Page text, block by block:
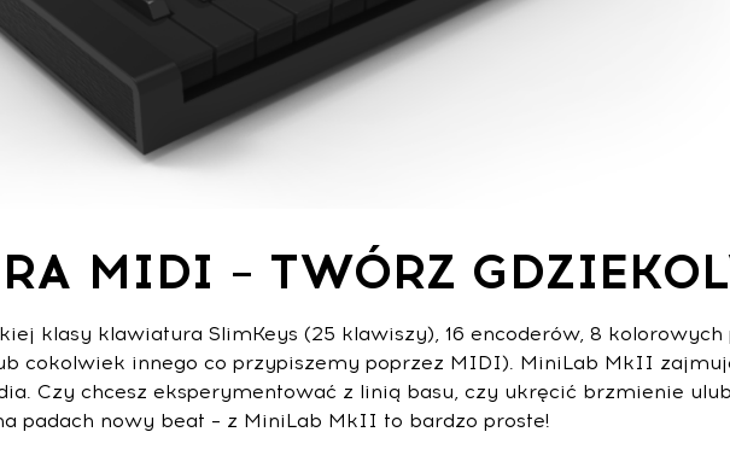
MIDI – TWÓRZ
klasy klawiatura SlimKeys (25 klawiszy), 16 encoderów, 8
cokolwiek innego co przypiszemy poprzez MIDI). MiniLab MkII
Czy chcesz eksperymentować z linią basu, czy ukręcić brzmienie
padach nowy beat – z MiniLab MkII to bardzo proste!